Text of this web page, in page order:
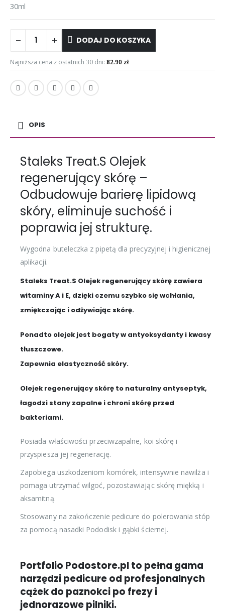
30ml
DODAJ DO KOSZYKA
Najniższa cena z ostatnich 30 dni: 82.90 zł
OPIS
Staleks Treat.S Olejek
regenerujący skórę –
Odbudowuje barierę lipidową
skóry, eliminuje suchość i
poprawia jej strukturę.
Wygodna buteleczka z pipetą dla precyzyjnej i higienicznej
aplikacji.
Staleks Treat.S Olejek regenerujący skórę zawiera
witaminy A i E, dzięki czemu szybko się wchłania,
zmiękczając i odżywiając skórę.
Ponadto olejek jest bogaty w antyoksydanty i kwasy
tłuszczowe.
Zapewnia elastyczność skóry.
Olejek regenerujący skórę to naturalny antyseptyk,
łagodzi stany zapalne i chroni skórę przed
bakteriami.
Posiada właściwości przeciwzapalne, koi skórę i
przyspiesza jej regenerację.
Zapobiega uszkodzeniom komórek, intensywnie nawilża i
pomaga utrzymać wilgoć, pozostawiając skórę miękką i
aksamitną.
Stosowany na zakończenie pedicure do polerowania stóp
za pomocą nasadki Pododisk i gąbki ściernej.
Portfolio Podostore.pl to pełna gama
narzędzi pedicure od profesjonalnych
cążek do paznokci po frezy i
jednorazowe pilniki.